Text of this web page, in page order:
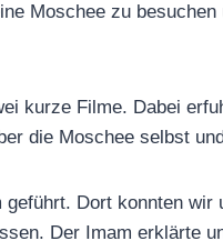
Moschee zu
kurze Filme. Dabei
die Moschee selbst
Dort konnten wir
Der Imam erklärte